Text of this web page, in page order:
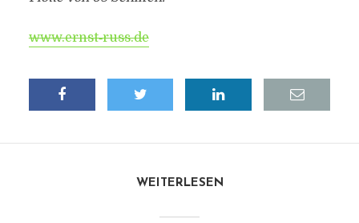
www.ernst‐russ.de
WEITERLESEN